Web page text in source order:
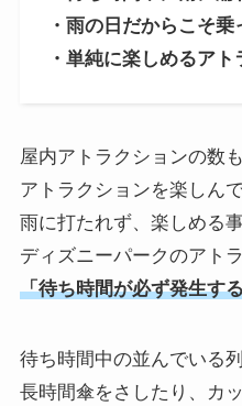
・雨の日だからこそ乗
・単純に楽しめるアト
屋内アトラクションの数も
アトラクションを楽しん
雨に打たれず、楽しめる
ディズニーパークのアト
「待ち時間が必ず発生す
待ち時間中の並んでいる
長時間傘をさしたり、カ